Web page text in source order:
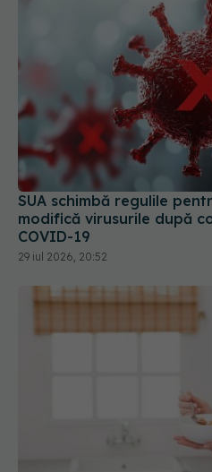
SUA schimbă regulile
modifică virusurile după
COVID-19
29 iul 2026, 20:52